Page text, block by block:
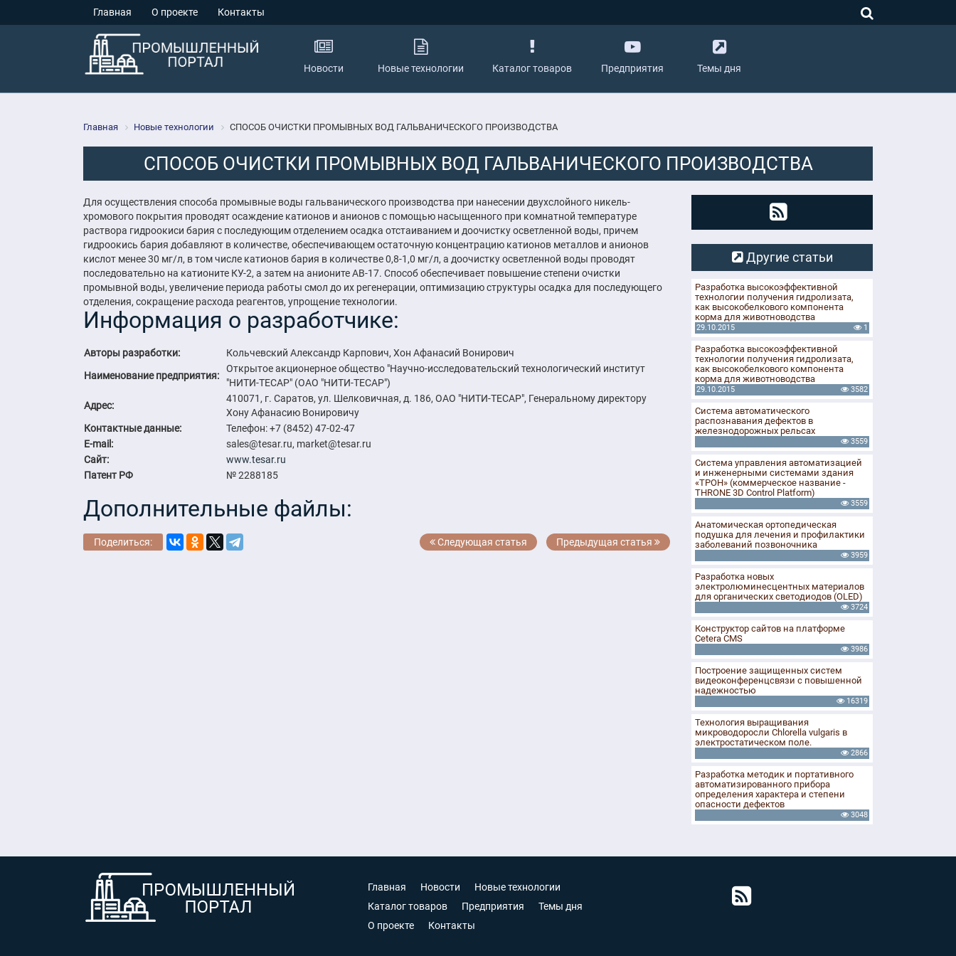
Главная О проекте Контакты
Новости Новые технологии Каталог товаров Предприятия Темы дня
Главная Новые технологии СПОСОБ ОЧИСТКИ ПРОМЫВНЫХ ВОД ГАЛЬВАНИЧЕСКОГО ПРОИЗВОДСТВА
СПОСОБ ОЧИСТКИ ПРОМЫВНЫХ ВОД ГАЛЬВАНИЧЕСКОГО ПРОИЗВОДСТВА
Для осуществления способа промывные воды гальванического производства при нанесении двухслойного никель-
хромового покрытия проводят осаждение катионов и анионов с помощью насыщенного при комнатной температуре
раствора гидроокиси бария с последующим отделением осадка отстаиванием и доочистку осветленной воды, причем
гидроокись бария добавляют в количестве, обеспечивающем остаточную концентрацию катионов металлов и анионов
кислот менее 30 мг/л, в том числе катионов бария в количестве 0,8-1,0 мг/л, а доочистку осветленной воды проводят
последовательно на катионите КУ-2, а затем на анионите АВ-17. Способ обеспечивает повышение степени очистки
промывной воды, увеличение периода работы смол до их регенерации, оптимизацию структуры осадка для последующего
отделения, сокращение расхода реагентов, упрощение технологии.
Информация о разработчике:
Авторы разработки:
Кольчевский Александр Карпович, Хон Афанасий Вонирович
Наименование предприятия:
Открытое акционерное общество "Научно-исследовательский технологический институт
"НИТИ-ТЕСАР" (ОАО "НИТИ-ТЕСАР")
Адрес:
410071, г. Саратов, ул. Шелковичная, д. 186, ОАО "НИТИ-ТЕСАР", Генеральному директору
Хону Афанасию Вонировичу
Контактные данные:
Телефон: +7 (8452) 47-02-47
E-mail:
sales@tesar.ru, market@tesar.ru
Сайт:
www.tesar.ru
Патент РФ
№ 2288185
Дополнительные файлы:
Поделиться: Следующая статья Предыдущая статья
Другие статьи
Разработка высокоэффективной
технологии получения гидролизата,
как высокобелкового компонента
корма для животноводства
29.10.2015 1
Разработка высокоэффективной
технологии получения гидролизата,
как высокобелкового компонента
корма для животноводства
29.10.2015 3582
Система автоматического
распознавания дефектов в
железнодорожных рельсах
3559
Система управления автоматизацией
и инженерными системами здания
«ТРОН» (коммерческое название -
THRONE 3D Control Platform)
3559
Анатомическая ортопедическая
подушка для лечения и профилактики
заболеваний позвоночника
3959
Разработка новых
электролюминесцентных материалов
для органических светодиодов (OLED)
3724
Конструктор сайтов на платформе
Cetera CMS
3986
Построение защищенных систем
видеоконференцсвязи с повышенной
надежностью
16319
Технология выращивания
микроводоросли Chlorella vulgaris в
электростатическом поле.
2866
Разработка методик и портативного
автоматизированного прибора
определения характера и степени
опасности дефектов
3048
Главная Новости
Новые технологии
Каталог товаров
Предприятия
Темы дня
О проекте
Контакты